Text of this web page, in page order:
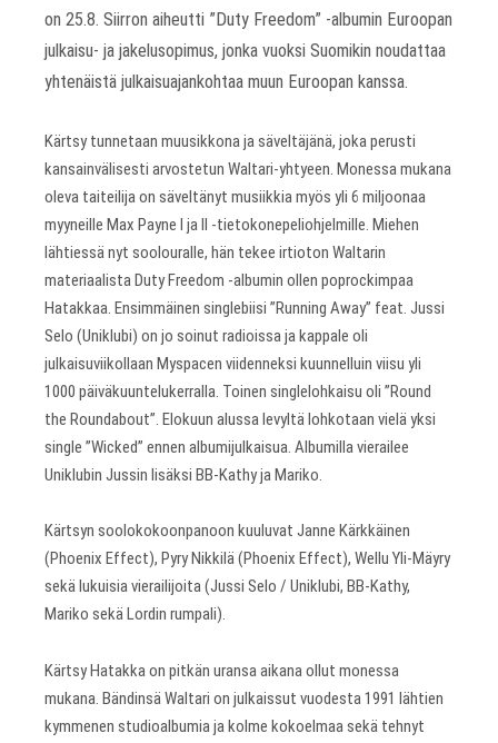
on 25.8. Siirron aiheutti ”Duty Freedom” -albumin Euroopan
julkaisu- ja jakelusopimus, jonka vuoksi Suomikin noudattaa
yhtenäistä julkaisuajankohtaa muun Euroopan kanssa.
Kärtsy tunnetaan muusikkona ja säveltäjänä, joka perusti
kansainvälisesti arvostetun Waltari-yhtyeen. Monessa mukana
oleva taiteilija on säveltänyt musiikkia myös yli 6 miljoonaa
myyneille Max Payne I ja II -tietokonepeliohjelmille. Miehen
lähtiessä nyt soolouralle, hän tekee irtioton Waltarin
materiaalista Duty Freedom -albumin ollen poprockimpaa
Hatakkaa. Ensimmäinen singlebiisi ”Running Away” feat. Jussi
Selo (Uniklubi) on jo soinut radioissa ja kappale oli
julkaisuviikollaan Myspacen viidenneksi kuunnelluin viisu yli
1000 päiväkuuntelukerralla. Toinen singlelohkaisu oli ”Round
the Roundabout”. Elokuun alussa levyltä lohkotaan vielä yksi
single ”Wicked” ennen albumijulkaisua. Albumilla vierailee
Uniklubin Jussin lisäksi BB-Kathy ja Mariko.
Kärtsyn soolokokoonpanoon kuuluvat Janne Kärkkäinen
(Phoenix Effect), Pyry Nikkilä (Phoenix Effect), Wellu Yli-Mäyry
sekä lukuisia vierailijoita (Jussi Selo / Uniklubi, BB-Kathy,
Mariko sekä Lordin rumpali).
Kärtsy Hatakka on pitkän uransa aikana ollut monessa
mukana. Bändinsä Waltari on julkaissut vuodesta 1991 lähtien
kymmenen studioalbumia ja kolme kokoelmaa sekä tehnyt